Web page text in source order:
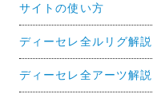
サイトの使い方
ディーセレ全ルリグ解説
ディーセレ全アーツ解説